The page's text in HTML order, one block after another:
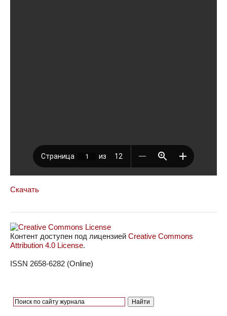
Скачать
Контент доступен под лицензией Creative Commons
Attribution 4.0 License.
ISSN 2658-6282 (Online)